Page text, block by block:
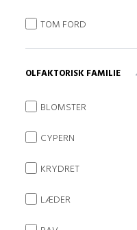
TOM FORD
OLFAKTORISK FAMILIE
BLOMSTER
CYPERN
KRYDRET
LÆDER